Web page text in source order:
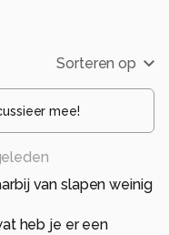
Sorteren op
mee!
van slapen weinig
heb je er een